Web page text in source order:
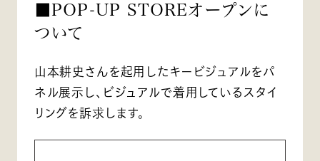
■POP-UP STOREオープンに
ついて
山本耕史さんを起用したキービジュアルをパ
ネル展示し、ビジュアルで着用しているスタイ
リングを訴求します。